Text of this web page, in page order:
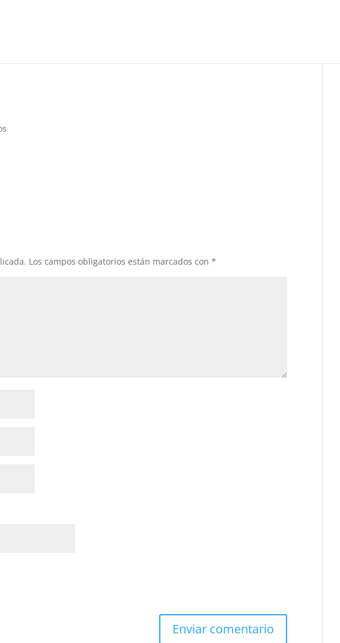
Los campos obligatorios están marcados con*